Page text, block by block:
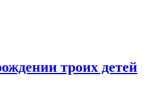
троих детей